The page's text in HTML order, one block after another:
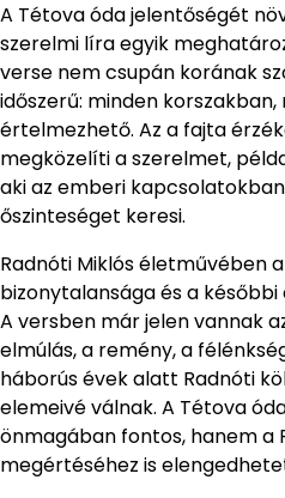
A Tétova óda jelentőségét
szerelmi líra egyik
verse nem csupán korának
időszerű: minden
értelmezhető. Az a fajta
megközelíti a szerelmet,
aki az emberi
őszinteséget keresi.
Radnóti Miklós életművében
bizonytalansága és a
A versben már jelen vannak
elmúlás, a remény, a
háborús évek alatt Radnóti
elemeivé válnak. A Tétova
önmagában fontos, hanem a
megértéséhez is